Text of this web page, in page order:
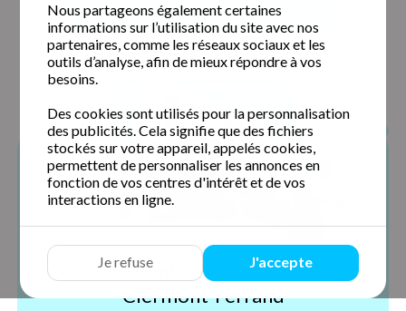
Nous partageons également certaines
informations sur l’utilisation du site avec nos
partenaires, comme les réseaux sociaux et les
outils d’analyse, afin de mieux répondre à vos
besoins.
Des cookies sont utilisés pour la personnalisation
des publicités. Cela signifie que des fichiers
stockés sur votre appareil, appelés cookies,
permettent de personnaliser les annonces en
fonction de vos centres d'intérêt et de vos
interactions en ligne.
Je refuse J'accepte
Clermont-Ferrand (63000) Issoire (63500)
Centre Services
Clermont-Ferrand